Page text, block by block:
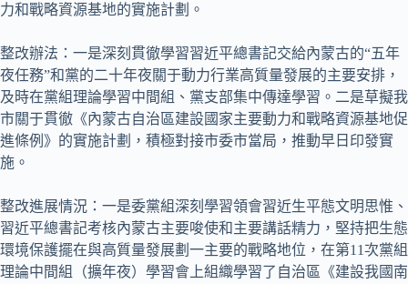
力和戰略資源基地的實施計劃。
整改辦法：一是深刻貫徹學習習近平總書記交給內蒙古的“五年
夜任務”和黨的二十年夜關于動力行業高質量發展的主要安排，
及時在黨組理論學習中間組、黨支部集中傳達學習。二是草擬我
市關于貫徹《內蒙古自治區建設國家主要動力和戰略資源基地促
進條例》的實施計劃，積極對接市委市當局，推動早日印發實
施。
整改進展情況：一是委黨組深刻學習領會習近生平態文明思惟、
習近平總書記考核內蒙古主要唆使和主要講話精力，堅持把生態
環境保護擺在與高質量發展劃一主要的戰略地位，在第11次黨組
理論中間組（擴年夜）學習會上組織學習了自治區《建設我國南